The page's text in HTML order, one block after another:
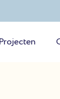
Projecten